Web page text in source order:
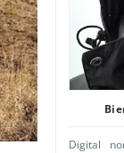
Digital